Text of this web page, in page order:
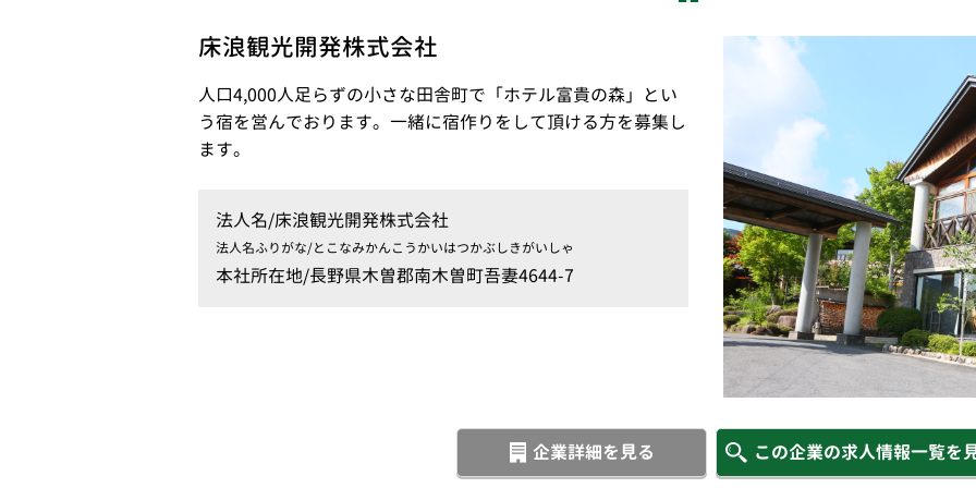
床浪観光開発株式会社
人口4,000人足らずの小さな田舎町で「ホテル富貴の森」とい
う宿を営んでおります。一緒に宿作りをして頂ける方を募集し
ます。
法人名/床浪観光開発株式会社
法人名ふりがな/とこなみかんこうかいはつかぶしきがいしゃ
本社所在地/長野県木曽郡南木曽町吾妻4644-7
企業詳細を見る この企業の求人情報一覧を